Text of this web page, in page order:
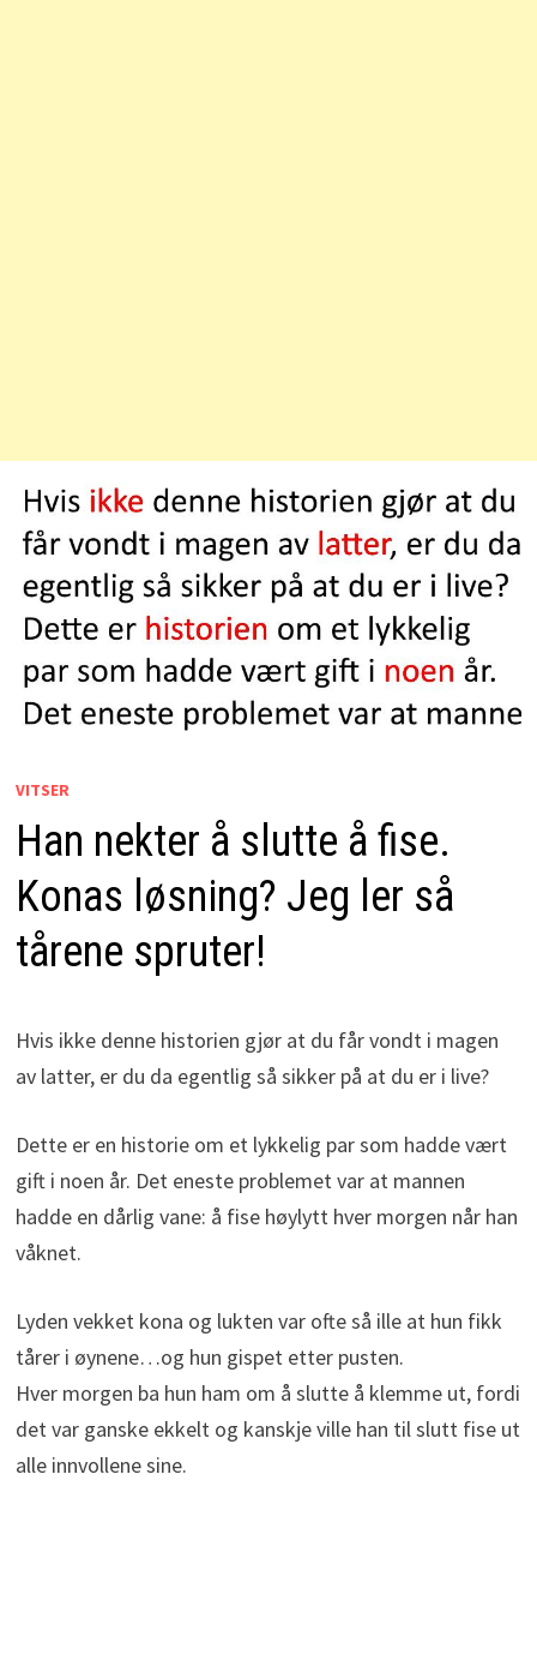
VITSER
Han nekter å slutte å fise.
Konas løsning? Jeg ler så
tårene spruter!
Hvis ikke denne historien gjør at du får vondt i magen
av latter, er du da egentlig så sikker på at du er i live?
Dette er en historie om et lykkelig par som hadde vært
gift i noen år. Det eneste problemet var at mannen
hadde en dårlig vane: å fise høylytt hver morgen når han
våknet.
Lyden vekket kona og lukten var ofte så ille at hun fikk
tårer i øynene…og hun gispet etter pusten.
Hver morgen ba hun ham om å slutte å klemme ut, fordi
det var ganske ekkelt og kanskje ville han til slutt fise ut
alle innvollene sine.